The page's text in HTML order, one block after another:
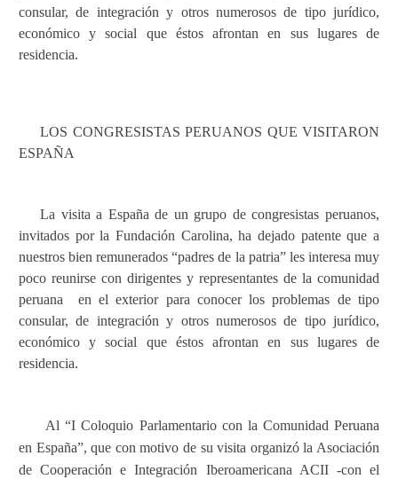
consular, de integración y otros numerosos de tipo jurídico,
económico y social que éstos afrontan en sus lugares de
residencia.
LOS CONGRESISTAS PERUANOS QUE VISITARON
ESPAÑA
La visita a España de un grupo de congresistas peruanos,
invitados por la Fundación Carolina, ha dejado patente que a
nuestros bien remunerados “padres de la patria” les interesa muy
poco reunirse con dirigentes y representantes de la comunidad
peruana
en el exterior para conocer los problemas de tipo
consular, de integración y otros numerosos de tipo jurídico,
económico y social que éstos afrontan en sus lugares de
residencia.
Al “I Coloquio Parlamentario con la Comunidad Peruana
en España”, que con motivo de su visita organizó la Asociación
de Cooperación e Integración Iberoamericana ACII -con el